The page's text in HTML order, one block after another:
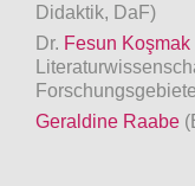
Didaktik, DaF)
Dr. Fesun Koşmak
Geraldine Raabe